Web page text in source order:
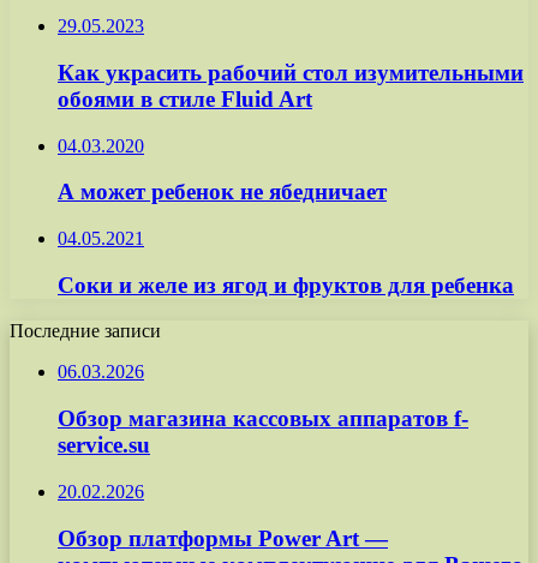
29.05.2023
Как украсить рабочий стол изумительными
обоями в стиле Fluid Art
04.03.2020
А может ребенок не ябедничает
04.05.2021
Соки и желе из ягод и фруктов для ребенка
Последние записи
06.03.2026
Обзор магазина кассовых аппаратов f-
service.su
20.02.2026
Обзор платформы Power Art —